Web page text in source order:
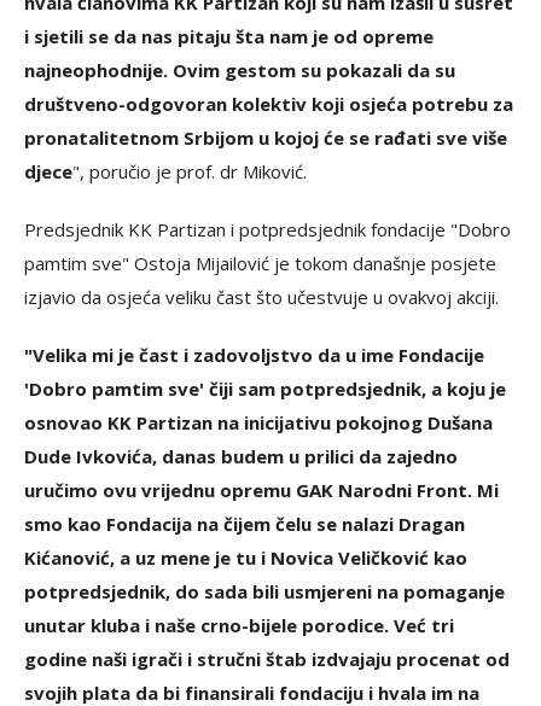
i sjetili se da nas pitaju šta nam je od opreme
najneophodnije. Ovim gestom su pokazali da su
društveno-odgovoran kolektiv koji osjeća potrebu za
pronatalitetnom Srbijom u kojoj će se rađati sve više
djece", poručio je prof. dr Miković.
Predsjednik KK Partizan i potpredsjednik fondacije "Dobro
pamtim sve" Ostoja Mijailović je tokom današnje posjete
izjavio da osjeća veliku čast što učestvuje u ovakvoj akciji.
"Velika mi je čast i zadovoljstvo da u ime Fondacije
'Dobro pamtim sve' čiji sam potpredsjednik, a koju je
osnovao KK Partizan na inicijativu pokojnog Dušana
Dude Ivkovića, danas budem u prilici da zajedno
uručimo ovu vrijednu opremu GAK Narodni Front. Mi
smo kao Fondacija na čijem čelu se nalazi Dragan
Kićanović, a uz mene je tu i Novica Veličković kao
potpredsjednik, do sada bili usmjereni na pomaganje
unutar kluba i naše crno-bijele porodice. Već tri
godine naši igrači i stručni štab izdvajaju procenat od
svojih plata da bi finansirali fondaciju i hvala im na